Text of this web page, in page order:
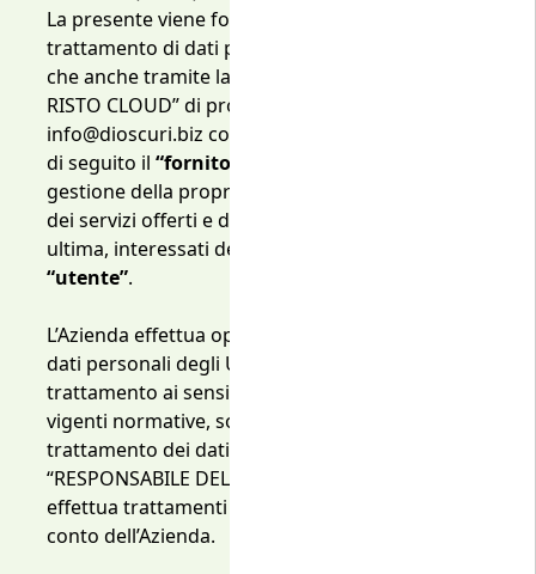
La presente viene fornita a fronte del
trattamento di dati personali attuato dall’azienda,
che anche tramite la piattaforma denominata “KE
RISTO CLOUD” di proprietà di Dioscuri s.r.l. email
info@dioscuri.biz con e partita iva 12924641009,
di seguito il “fornitore”,
gestione della propria attività, delle prenotazioni,
dei servizi offerti e dei contatti della clientela
ultima, interessati del trattamento, di seguito
“utente”.
L’Azienda effettua operazioni di trattamento su
dati personali degli Utenti divenendo
trattamento ai sensi di quanto previsto dalle
vigenti normative, sopra richiamate, in materia di
trattamento dei dati personali. Il Fornitore è
“RESPONSABILE DEL TRATTAMENTO” in quanto
effettua trattamenti nell’interesse e a nome e per
conto dell’Azienda.